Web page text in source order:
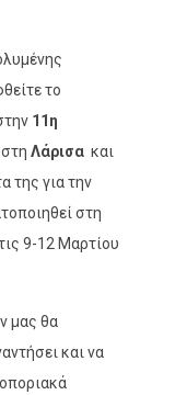
το
11η
στη Λάρισα και
της για την
στη
9-12 Μαρτίου
μας θα
και να